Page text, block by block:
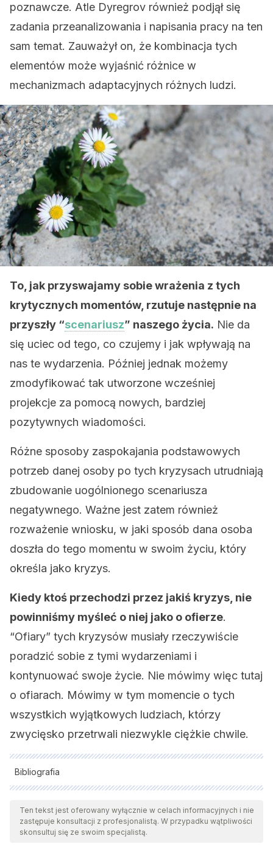
poznawcze. Atle Dyregrov również podjął się
zadania przeanalizowania i napisania pracy na ten
sam temat. Zauważył on, że kombinacja tych
elementów może wyjaśnić różnice w
mechanizmach adaptacyjnych różnych ludzi.
To, jak przyswajamy sobie wrażenia z tych
krytycznych momentów, rzutuje następnie na
przyszły “scenariusz” naszego życia. Nie da
się uciec od tego, co czujemy i jak wpływają na
nas te wydarzenia. Później jednak możemy
zmodyfikować tak utworzone wcześniej
projekcje za pomocą nowych, bardziej
pozytywnych wiadomości.
Różne sposoby zaspokajania podstawowych
potrzeb danej osoby po tych kryzysach utrudniają
zbudowanie uogólnionego scenariusza
negatywnego. Ważne jest zatem również
rozważenie wniosku, w jaki sposób dana osoba
doszła do tego momentu w swoim życiu, który
określa jako kryzys.
Kiedy ktoś przechodzi przez jakiś kryzys, nie
powinniśmy myśleć o niej jako o ofierze.
“Ofiary” tych kryzysów musiały rzeczywiście
poradzić sobie z tymi wydarzeniami i
kontynuować swoje życie. Nie mówimy więc tutaj
o ofiarach. Mówimy w tym momencie o tych
wszystkich wyjątkowych ludziach, którzy
zwycięsko przetrwali niezwykle ciężkie chwile.
Bibliografia
Wszystkie cytowane źródła zostały gruntownie
przeanalizowane przez nasz zespół w celu zapewnienia ich
jakości, wiarygodności, aktualności i ważności. Bibliografia
Ten tekst jest oferowany wyłącznie w celach informacyjnych i nie
zastępuje konsultacji z profesjonalistą. W przypadku wątpliwości
skonsultuj się ze swoim specjalistą.